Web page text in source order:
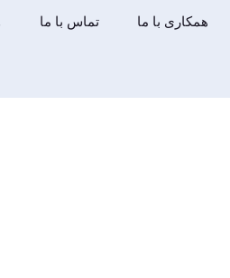
همکاری با ما تماس با ما